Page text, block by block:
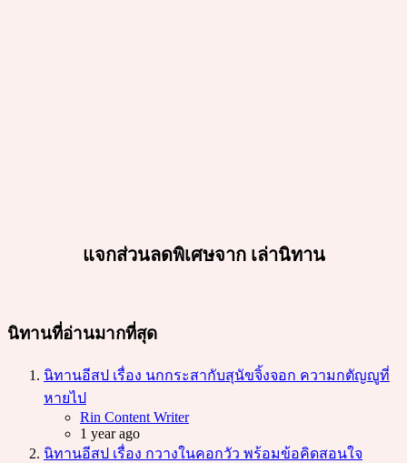
แจกส่วนลดพิเศษจาก เล่านิทาน
นิทานที่อ่านมากที่สุด
นิทานอีสป เรื่อง นกกระสากับสุนัขจิ้งจอก ความกตัญญูที่
หายไป
Posted
Rin Content Writer
1 year ago
นิทานอีสป เรื่อง กวางในคอกวัว พร้อมข้อคิดสอนใจ